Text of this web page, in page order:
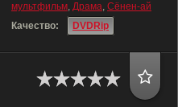
мультфильм, Драма, Сёнен-ай
Качество:
DVDRip